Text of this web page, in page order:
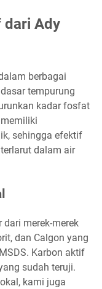
dari Ady
berbagai
tempurung
kadar fosfat
sehingga efektif
dalam air
merek-merek
dan Calgon yang
Karbon aktif
sudah teruji.
kami juga